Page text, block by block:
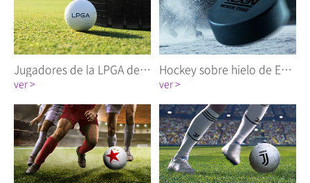
Jugadores de la LPGA de Estados Unidos
ver >
Hockey sobre hielo de Estados Unidos
ver >